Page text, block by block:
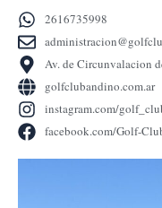
2616735998
Av. de Circunvalacion
golfclubandino.com.ar
instagram.com/
facebook.com/Golf-